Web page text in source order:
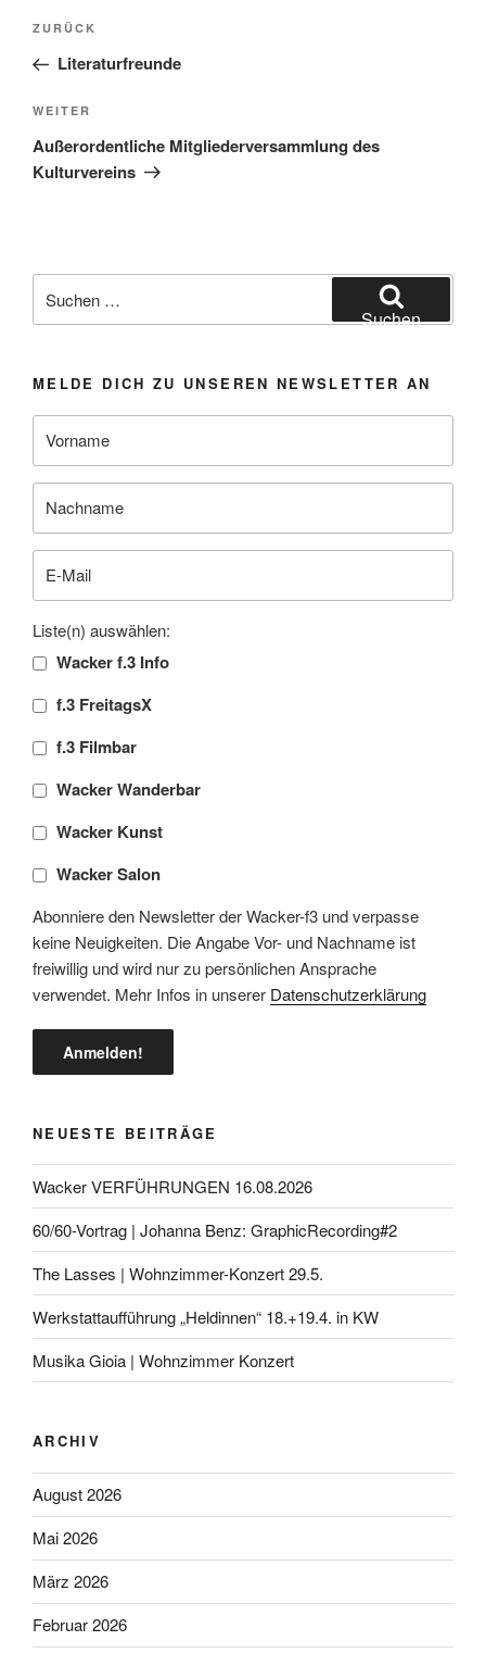
Beitragsnavigation
Vorheriger
Beitrag
ZURÜCK
Literaturfreunde
Nächster
Beitrag
WEITER
Außerordentliche Mitgliederversammlung des
Kulturvereins
nach:
Suchen
MELDE DICH ZU UNSEREN NEWSLETTER AN
Liste(n) auswählen:
Wacker f.3 Info
f.3 FreitagsX
f.3 Filmbar
Wacker Wanderbar
Wacker Kunst
Wacker Salon
Abonniere den Newsletter der Wacker-f3 und verpasse
keine Neuigkeiten. Die Angabe Vor- und Nachname ist
freiwillig und wird nur zu persönlichen Ansprache
verwendet. Mehr Infos in unserer Datenschutzerklärung
NEUESTE BEITRÄGE
Wacker VERFÜHRUNGEN 16.08.2026
60/60-Vortrag | Johanna Benz: GraphicRecording#2
The Lasses | Wohnzimmer-Konzert 29.5.
Werkstattaufführung „Heldinnen“ 18.+19.4. in KW
Musika Gioia | Wohnzimmer Konzert
ARCHIV
August 2026
Mai 2026
März 2026
Februar 2026